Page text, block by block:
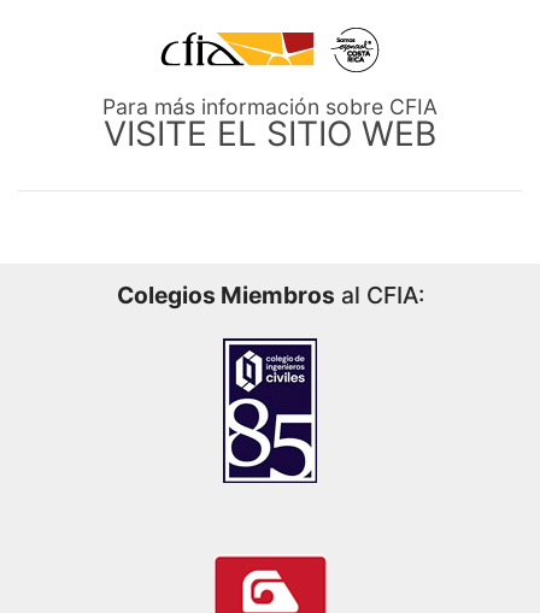
Para más información sobre CFIA
VISITE EL SITIO WEB
Colegios Miembros al CFIA: